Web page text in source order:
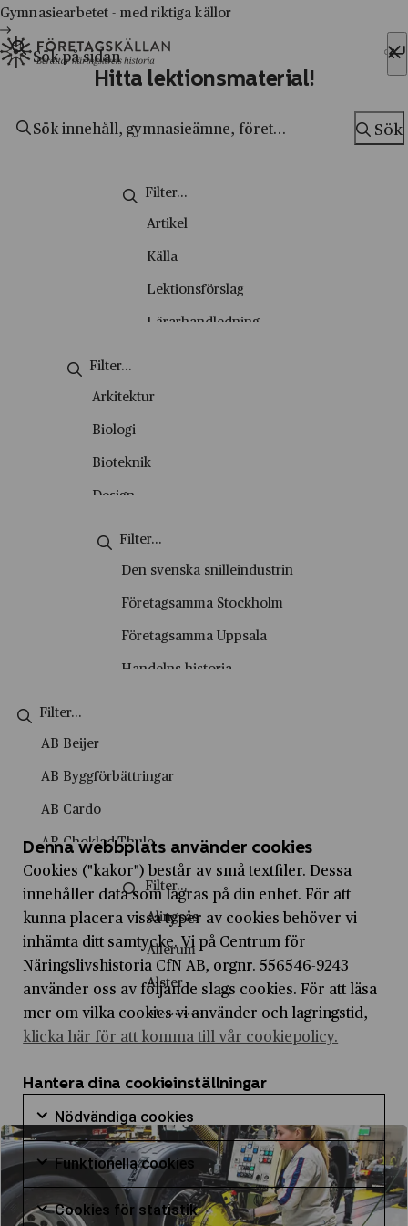
Hoppa till innehåll
Till innehåll
Gymnasiearbetet - med riktiga källor
Sök efter:
Hitta lektionsmaterial!
Sök
Sök
Artikel
Källa
Lektionsförslag
Lärarhandledning
Arkitektur
Biologi
Bioteknik
Design
Engelska
Entreprenörskap
Entreprenörskap och företagande
Film- och tv-produktion
Handel och hållbar utveckling
Historia
Hållbart samhällsbyggande
Hälsopedagogik
Industriell design
Information och kommunikation
Internationell ekonomi
Internationella relationer
Journalistiskt skrivande
Kreativt skrivande
Ledarskap och organistation
Den svenska snilleindustrin
Företagsamma Stockholm
Företagsamma Uppsala
Handelns historia
Källkritik
Litteratur och lyrikanalys
Miljömässig hållbarhet
Social hållbarhet
Starta från noll
AB Beijer
AB Byggförbättringar
AB Cardo
AB Choklad-Thule
AB Diesel
AB Hakan Swenson & Co
AB Köpmannatjänst
AB Lindénkranar
AB Lux
AB Separator
AB Svenska Kullagerfabriken
AB Westeråsmaskiner
Alingsås
Allerum
Alster
Alstermo
Ankarsrum
Arboga
Arjeplog
Arnäs
Arvidsjaur
Denna webbplats använder cookies
Cookies ("kakor") består av små textfiler. Dessa
innehåller data som lagras på din enhet. För att
kunna placera vissa typer av cookies behöver vi
inhämta ditt samtycke. Vi på Centrum för
Näringslivshistoria CfN AB, orgnr. 556546-9243
använder oss av följande slags cookies. För att läsa
mer om vilka cookies vi använder och lagringstid,
klicka här för att komma till vår cookiepolicy.
Hantera dina cookieinställningar
Nödvändiga cookies
Markera för att samtycka till användning av
Funktionella cookies
Markera för att samtycka till användning av
Cookies för statistik Cookies